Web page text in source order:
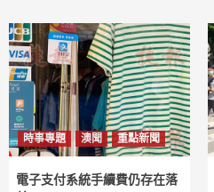
時事專題 澳聞 重點新聞
電子支付系統手續費仍存在落